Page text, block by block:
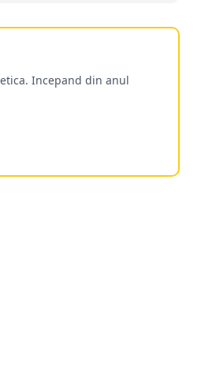
Incepand din anul